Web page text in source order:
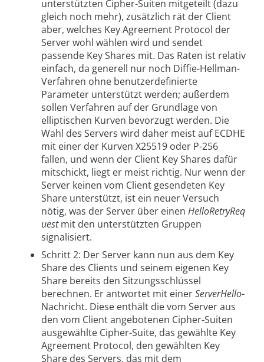
unterstützten Cipher-Suiten mitgeteilt (dazu
gleich noch mehr), zusätzlich rät der Client
aber, welches Key Agreement Protocol der
Server wohl wählen wird und sendet
passende Key Shares mit. Das Raten ist relativ
einfach, da generell nur noch Diffie-Hellman-
Verfahren ohne benutzerdefinierte
Parameter unterstützt werden; außerdem
sollen Verfahren auf der Grundlage von
elliptischen Kurven bevorzugt werden. Die
Wahl des Servers wird daher meist auf ECDHE
mit einer der Kurven X25519 oder P-256
fallen, und wenn der Client Key Shares dafür
mitschickt, liegt er meist richtig. Nur wenn der
Server keinen vom Client gesendeten Key
Share unterstützt, ist ein neuer Versuch
nötig, was der Server über einen HelloRetryReq
uestmit den unterstützten Gruppen
signalisiert.
Schritt 2: Der Server kann nun aus dem Key
Share des Clients und seinem eigenen Key
Share bereits den Sitzungsschlüssel
berechnen. Er antwortet mit einerServerHello-
Nachricht. Diese enthält die vom Server aus
den vom Client angebotenen Cipher-Suiten
ausgewählte Cipher-Suite, das gewählte Key
Agreement Protocol, den gewählten Key
Share des Servers, das mit dem